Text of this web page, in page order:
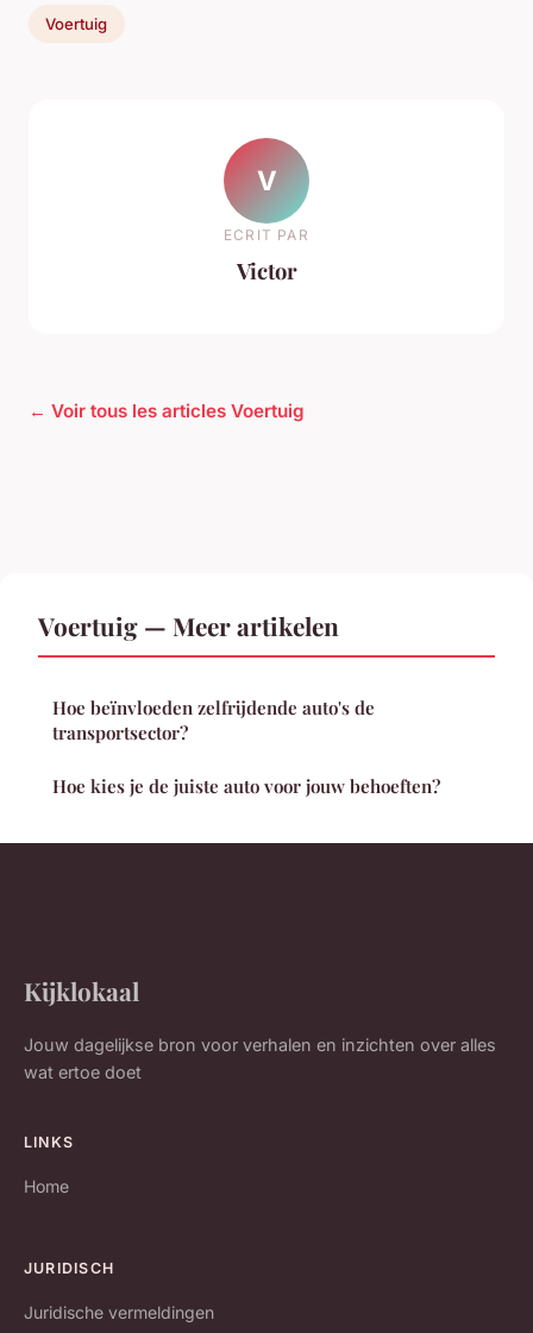
Voertuig
V
ECRIT PAR
Victor
← Voir tous les articles Voertuig
Voertuig — Meer artikelen
Hoe beïnvloeden zelfrijdende auto's de
transportsector?
Hoe kies je de juiste auto voor jouw behoeften?
Kijklokaal
Jouw dagelijkse bron voor verhalen en inzichten over alles
wat ertoe doet
LINKS
Home
JURIDISCH
Juridische vermeldingen